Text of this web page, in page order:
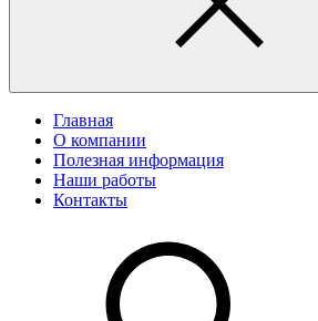
Главная
О компании
Полезная информация
Наши работы
Контакты